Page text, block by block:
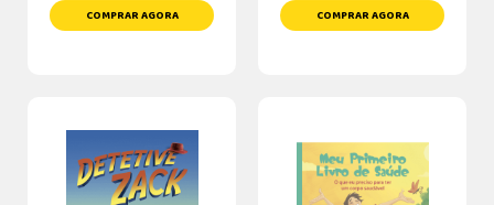
COMPRAR AGORA COMPRAR AGORA